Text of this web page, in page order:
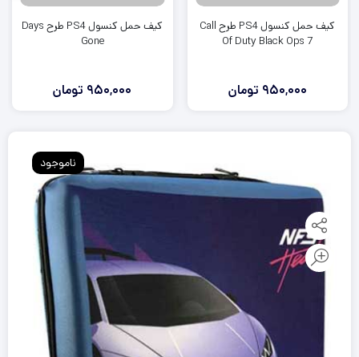
کیف حمل کنسول PS4 طرح Call
Of Duty Black Ops 7
950,000 تومان
کیف حمل کنسول PS4 طرح Days
Gone
950,000 تومان
ناموجود